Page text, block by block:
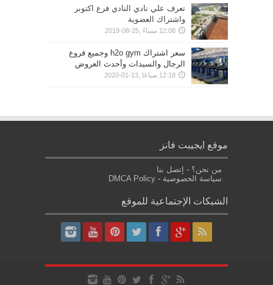
تعرف علي نادي النادي فرع اكتوبر
واشتراك العضوية
12:08 مساءً ,25-08-2019
سعر اشتراك h2o gym وجميع فروع
الرجال والسيدات وأحدث العروض
12:18 صباحًا ,13-01-2020
موقع ايجيبت فانز
من نحن؟ - إتصل بنا
سياسة الخصوصية -
DMCA Policy
الشبكات الإجتماعية للموقع